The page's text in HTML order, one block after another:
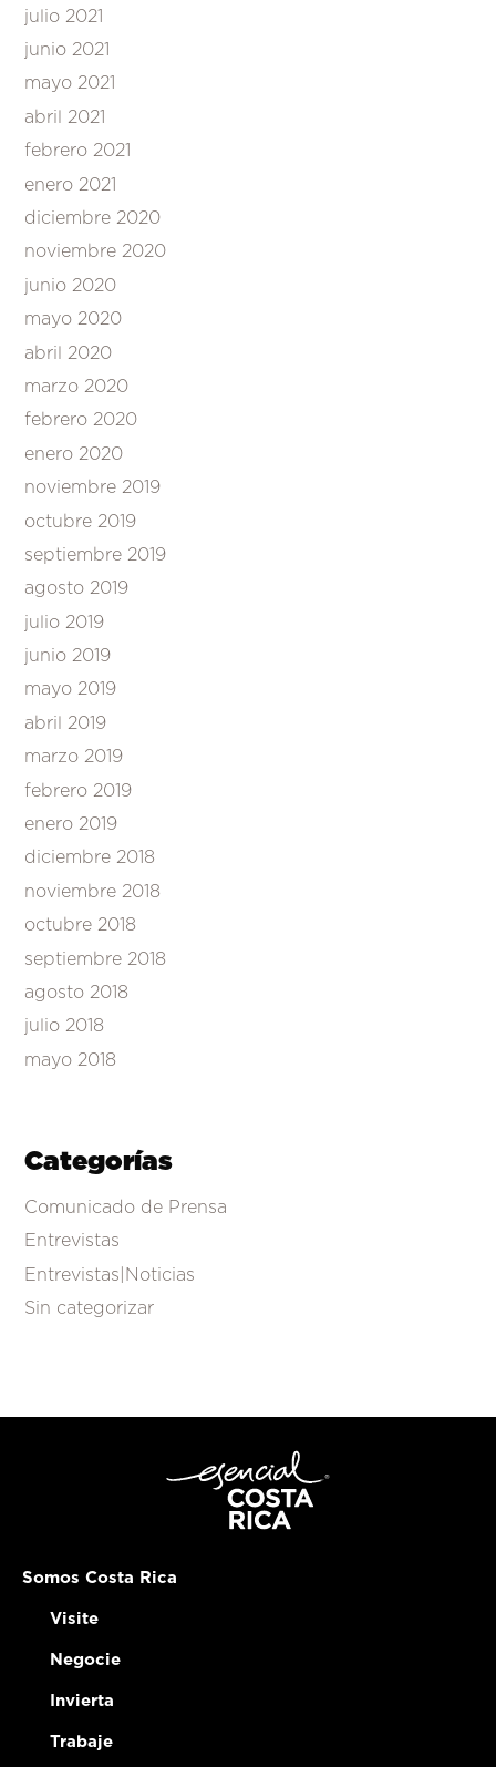
julio 2021
junio 2021
mayo 2021
abril 2021
febrero 2021
enero 2021
diciembre 2020
noviembre 2020
junio 2020
mayo 2020
abril 2020
marzo 2020
febrero 2020
enero 2020
noviembre 2019
octubre 2019
septiembre 2019
agosto 2019
julio 2019
junio 2019
mayo 2019
abril 2019
marzo 2019
febrero 2019
enero 2019
diciembre 2018
noviembre 2018
octubre 2018
septiembre 2018
agosto 2018
julio 2018
mayo 2018
Categorías
Comunicado de Prensa
Entrevistas
Entrevistas|Noticias
Sin categorizar
Somos Costa Rica
Visite
Negocie
Invierta
Trabaje